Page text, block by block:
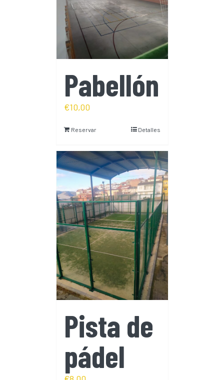
Pabellón
€10,00
Reservar Detalles
Pista de
pádel